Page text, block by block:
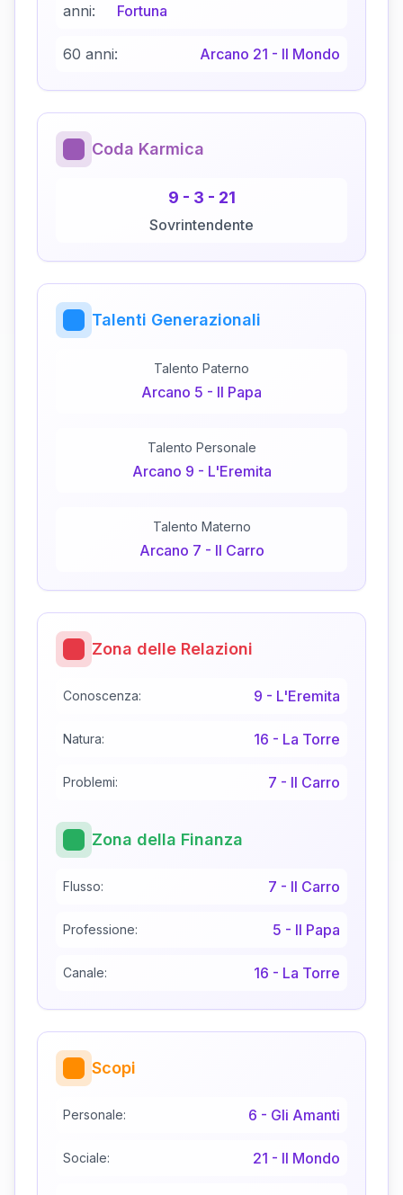
anni:
Fortuna
60 anni: Arcano 21 - Il Mondo
Coda Karmica
9 - 3 - 21
Sovrintendente
Talenti Generazionali
Talento Paterno
Arcano 5 - Il Papa
Talento Personale
Arcano 9 - L'Eremita
Talento Materno
Arcano 7 - Il Carro
Zona delle Relazioni
Conoscenza: 9 - L'Eremita
Natura: 16 - La Torre
Problemi: 7 - Il Carro
Zona della Finanza
Flusso: 7 - Il Carro
Professione: 5 - Il Papa
Canale: 16 - La Torre
Scopi
Personale: 6 - Gli Amanti
Sociale: 21 - Il Mondo